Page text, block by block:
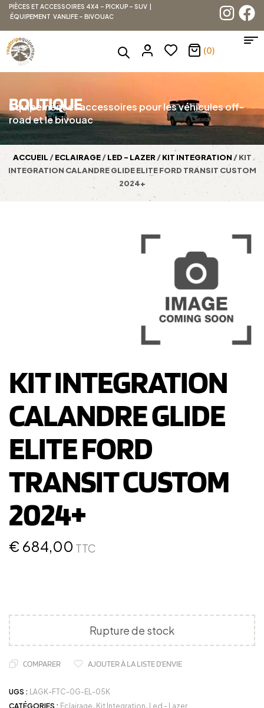
PIÈCES ET ACCESSOIRES 4X4 – PICKUP – SUV |
ÉQUIPEMENT VANLIFE – BIVOUAC
(0)
BOUTIQUE
Équipement et accessoires pour les véhicules off-
road et le bivouac
ACCUEIL /ECLAIRAGE/LED - LAZER /KIT INTEGRATION / KIT
INTEGRATION CALANDRE GLIDE ELITE FORD TRANSIT CUSTOM
2024+
KIT INTEGRATION
CALANDRE GLIDE
ELITE FORD
TRANSIT CUSTOM
2024+
€ 684,00 TTC
Rupture de stock
COMPARER AJOUTER À LA LISTE D'ENVIE
UGS : LAGK-FTC-0G-EL-05K
CATÉGORIES : Eclairage, Kit Integration, Led - Lazer